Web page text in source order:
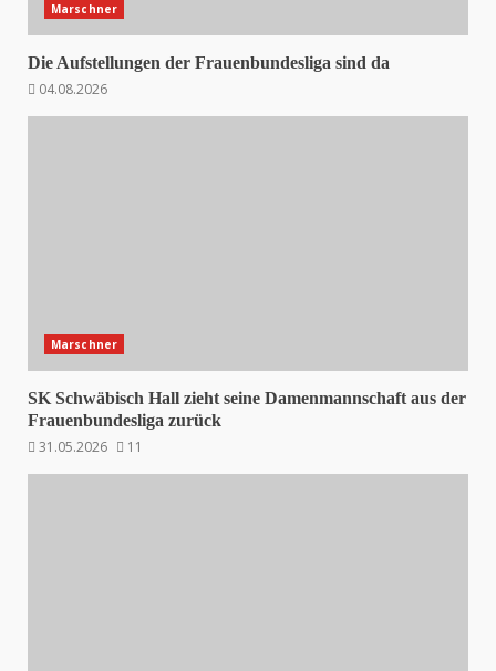
Marschner
Die Aufstellungen der Frauenbundesliga sind da
04.08.2026
Marschner
SK Schwäbisch Hall zieht seine Damenmannschaft aus der
Frauenbundesliga zurück
31.05.2026
11